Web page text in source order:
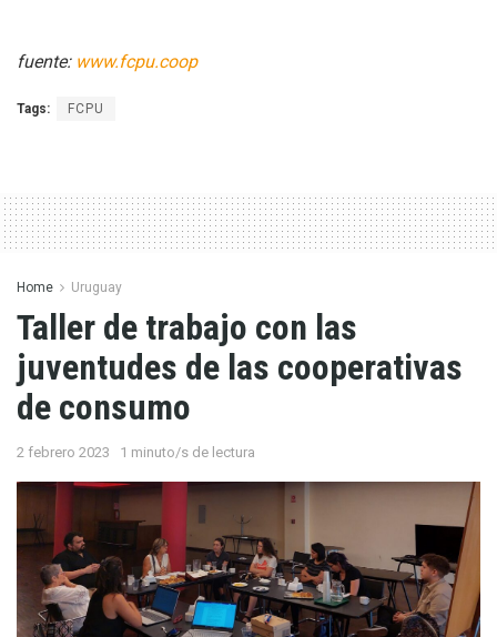
fuente: www.fcpu.coop
Tags: FCPU
Home Uruguay
Taller de trabajo con las
juventudes de las cooperativas
de consumo
2 febrero 2023 1 minuto/s de lectura